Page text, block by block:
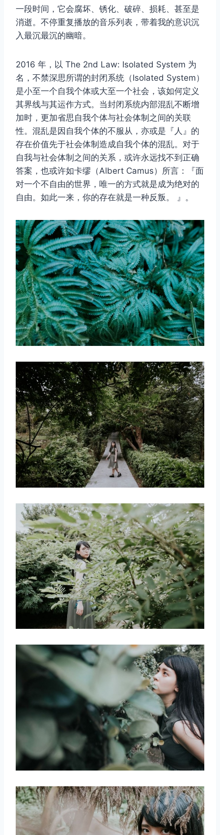
一段时间，它会腐坏、锈化、破碎、损耗、甚至是
消逝。不停重复播放的音乐列表，带着我的意识沉
入最沉最沉的幽暗。
2016 年，以 The 2nd Law: Isolated System 为
名，不禁深思所谓的封闭系统（Isolated System）
是小至一个自我个体或大至一个社会，该如何定义
其界线与其运作方式。当封闭系统内部混乱不断增
加时，更加省思自我个体与社会体制之间的关联
性。混乱是因自我个体的不服从，亦或是『人』的
存在价值先于社会体制造成自我个体的混乱。对于
自我与社会体制之间的关系，或许永远找不到正确
答案，也或许如卡缪（Albert Camus）所言：『面
对一个不自由的世界，唯一的方式就是成为绝对的
自由。如此一来，你的存在就是一种反叛。 』。